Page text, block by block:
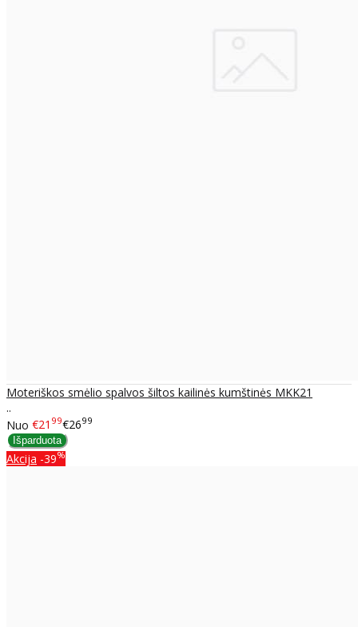
Moteriškos smėlio spalvos šiltos kailinės kumštinės MKK21
..
Nuo €21 99€2699
Akcija -39%